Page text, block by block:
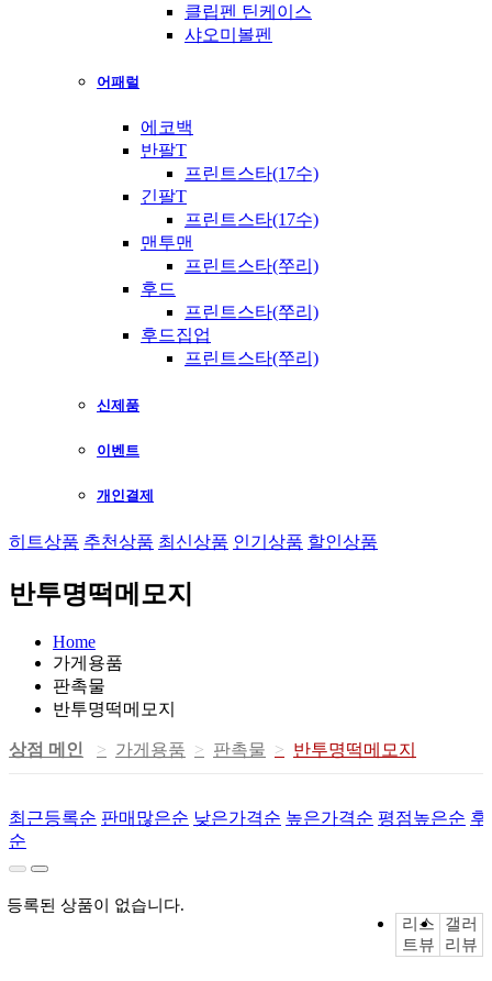
클립펜 틴케이스
샤오미볼펜
어패럴
에코백
반팔T
프린트스타(17수)
긴팔T
프린트스타(17수)
맨투맨
프린트스타(쭈리)
후드
프린트스타(쭈리)
후드집업
프린트스타(쭈리)
신제품
이벤트
개인결제
히트상품 추천상품 최신상품 인기상품 할인상품
반투명떡메모지
Home
가게용품
판촉물
반투명떡메모지
상점 메인 가게용품 판촉물 반투명떡메모지
최근등록순 판매많은순 낮은가격순 높은가격순 평점높은순 후
순
리스
트뷰
갤러
리뷰
등록된 상품이 없습니다.